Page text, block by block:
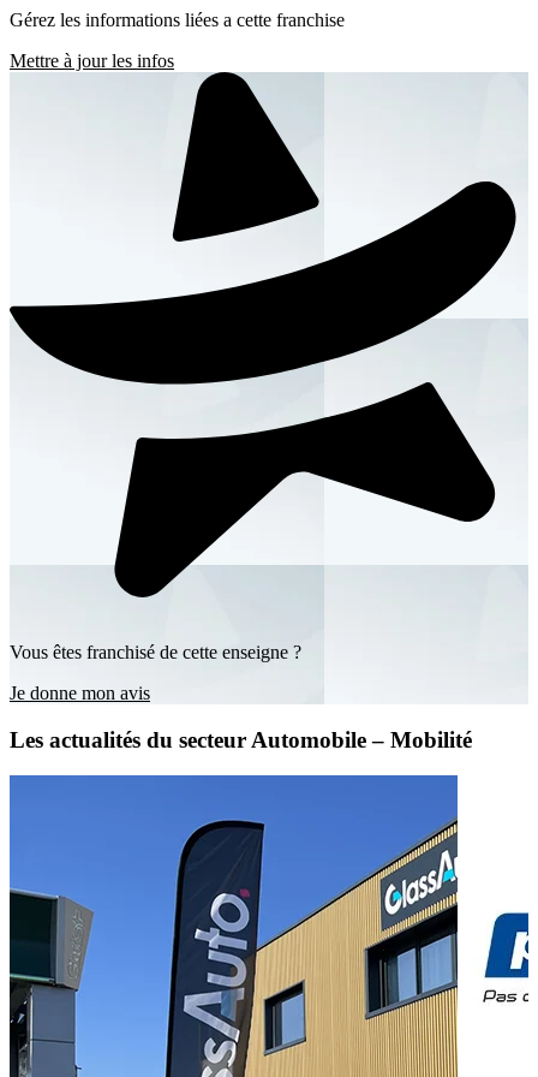
Gérez les informations liées a cette franchise
Mettre à jour les infos
Vous êtes franchisé de cette enseigne ?
Je donne mon avis
Les actualités du secteur Automobile – Mobilité